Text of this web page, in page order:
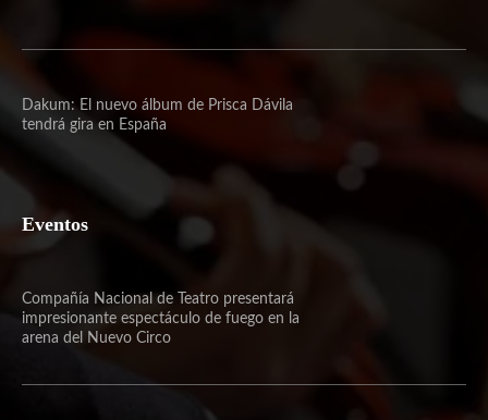
Dakum: El nuevo álbum de Prisca Dávila
tendrá gira en España
Eventos
Compañía Nacional de Teatro presentará
impresionante espectáculo de fuego en la
arena del Nuevo Circo